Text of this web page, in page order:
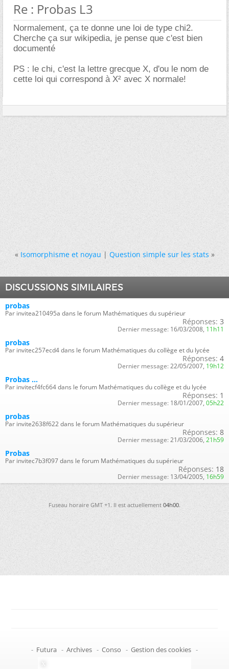
Re : Probas L3
Normalement, ça te donne une loi de type chi2.
Cherche ça sur wikipedia, je pense que c'est bien
documenté
PS : le chi, c'est la lettre grecque X, d'ou le nom de
cette loi qui correspond à X² avec X normale!
« Isomorphisme et noyau|Question simple sur les stats »
DISCUSSIONS SIMILAIRES
probas
Par invitea210495a dans le forum Mathématiques du supérieur
Réponses: 3
Dernier message: 16/03/2008, 11h11
probas
Par invitec257ecd4 dans le forum Mathématiques du collège et du lycée
Réponses: 4
Dernier message: 22/05/2007, 19h12
Probas ...
Par invitecf4fc664 dans le forum Mathématiques du collège et du lycée
Réponses: 1
Dernier message: 18/01/2007, 05h22
probas
Par invite2638f622 dans le forum Mathématiques du supérieur
Réponses: 8
Dernier message: 21/03/2006, 21h59
Probas
Par invitec7b3f097 dans le forum Mathématiques du supérieur
Réponses: 18
Dernier message: 13/04/2005, 16h59
Fuseau horaire GMT +1. Il est actuellement04h00.
- Futura - Archives - Conso - Gestion des cookies -